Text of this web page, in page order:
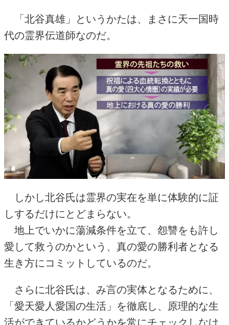
「北谷真雄」というかたは、まさに天一国時
代の霊界伝道師なのだ。
しかし北谷氏は霊界の実在を単に体験的に証
しするだけにとどまらない。
地上でいかに蕩減条件を立て、怨讐をも許し
愛して救うのかという、真の愛の勝利者となる
生き方にコミットしているのだ。
さらに北谷氏は、み言の実体となるために、
「愛天愛人愛国の生活」を徹底し、原理的な生
活ができているかどうかを常にチェックしなけ